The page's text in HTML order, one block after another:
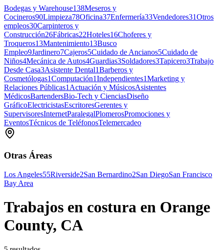
Bodegas y Warehouse138Meseros y
Cocineros90Limpieza78Oficina37Enfermería33Vendedores31Otros
empleos30Carpinteros y
Construcción26Fábricas22Hoteles16Choferes y
Troqueros13Mantenimiento13Busco
Empleo9Jardinero7Cajeros5Cuidado de Ancianos5Cuidado de
Niños4Mecánica de Autos4Guardias3Soldadores3Tapicero3Trabajo
Desde Casa3Asistente Dental1Barberos y
Cosmetólogas1Computación1Independientes1Marketing y
Relaciones Públicas1Actuación y MúsicosAsistentes
MédicosBartendersBio-Tech y CienciasDiseño
GráficoElectricistasEscritoresGerentes y
SupervisoresInternetParalegalPlomerosPromociones y
EventosTécnicos de TeléfonosTelemercadeo
Otras Áreas
Los Angeles55Riverside2San Bernardino2San DiegoSan Francisco
Bay Area
Trabajos en costura en Orange
County, CA